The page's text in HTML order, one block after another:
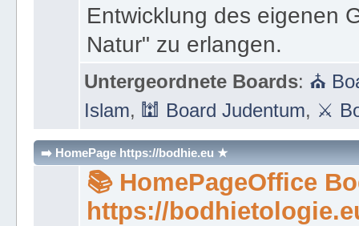
Entwicklung des eigenen
Natur" zu erlangen.
Untergeordnete Boards: ⛪
Islam, 🕍 Board Judentum, ⚔
➡️ HomePage https://bodhie.eu ★
📚 HomePageOffice
https://